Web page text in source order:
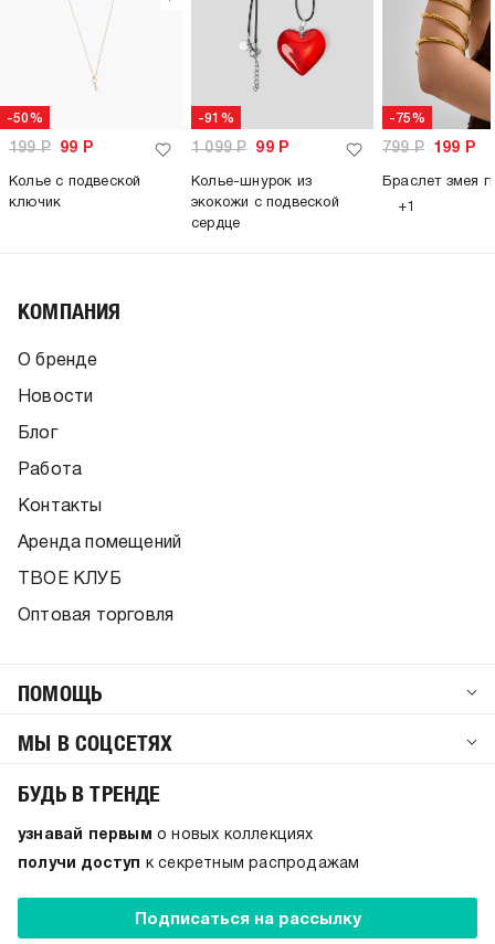
-50%
199Р 99 Р
Колье с подвеской
ключик
-91%
1 099Р 99Р
Колье-шнурок из
экокожи с подвеской
сердце
-75%
799Р 199 Р
Браслет змея
+1
КОМПАНИЯ
О бренде
Новости
Блог
Работа
Контакты
Аренда помещений
ТВОЕ КЛУБ
Оптовая торговля
ПОМОЩЬ
МЫ В СОЦСЕТЯХ
БУДЬ В ТРЕНДЕ
узнавай первым о новых коллекциях
получи доступ
к секретным распродажам
Подписаться на рассылку